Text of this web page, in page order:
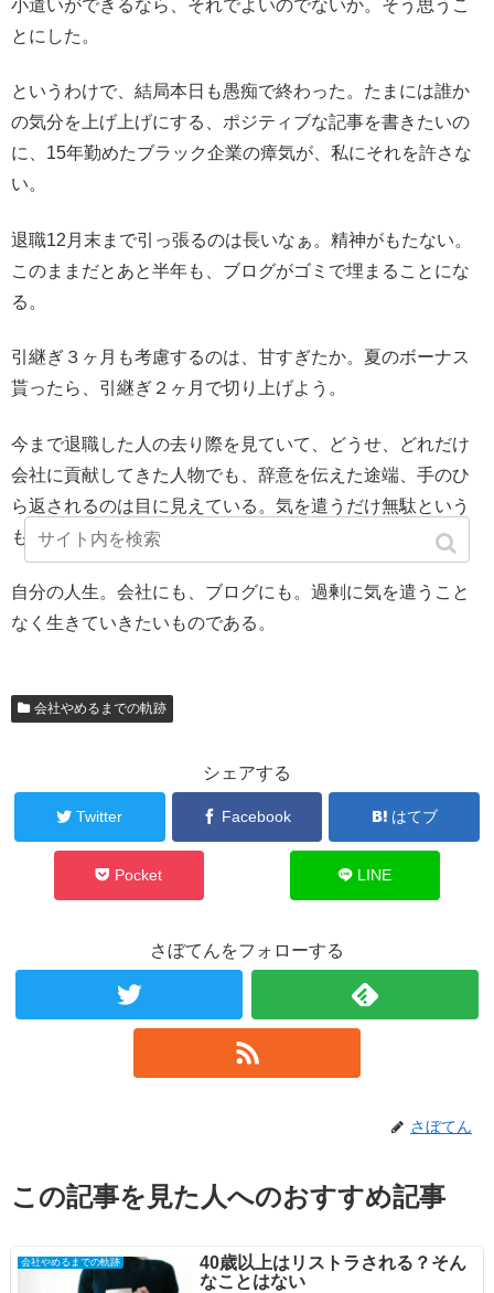
小遣いができるなら、それでよいのでないか。そう思うこ
とにした。
というわけで、結局本日も愚痴で終わった。たまには誰か
の気分を上げ上げにする、ポジティブな記事を書きたいの
に、15年勤めたブラック企業の瘴気が、私にそれを許さな
い。
退職12月末まで引っ張るのは長いなぁ。精神がもたない。
このままだとあと半年も、ブログがゴミで埋まることにな
る。
引継ぎ３ヶ月も考慮するのは、甘すぎたか。夏のボーナス
貰ったら、引継ぎ２ヶ月で切り上げよう。
今まで退職した人の去り際を見ていて、どうせ、どれだけ
会社に貢献してきた人物でも、辞意を伝えた途端、手のひ
ら返されるのは目に見えている。気を遣うだけ無駄という
もの。
自分の人生。会社にも、ブログにも。過剰に気を遣うこと
なく生きていきたいものである。
会社やめるまでの軌跡
シェアする
Twitter Facebook はてブ
Pocket LINE
さぼてんをフォローする
さぼてん
この記事を見た人へのおすすめ記事
会社やめるまでの軌跡
40歳以上はリストラされる？そん
なことはない